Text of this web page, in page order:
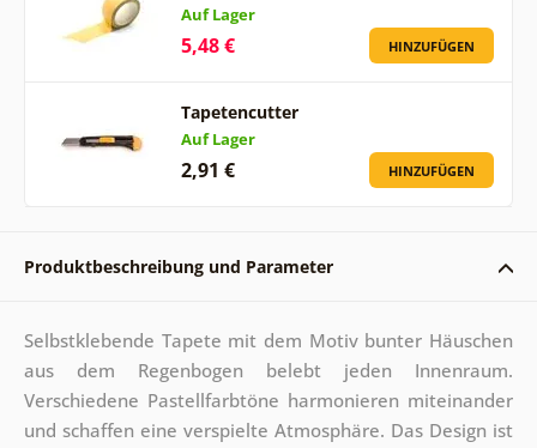
Auf Lager
5,48 € HINZUFÜGEN
Tapetencutter
Auf Lager
2,91 € HINZUFÜGEN
Produktbeschreibung und Parameter
Selbstklebende Tapete mit dem Motiv bunter Häuschen
aus dem Regenbogen belebt jeden Innenraum.
Verschiedene Pastellfarbtöne harmonieren miteinander
und schaffen eine verspielte Atmosphäre. Das Design ist